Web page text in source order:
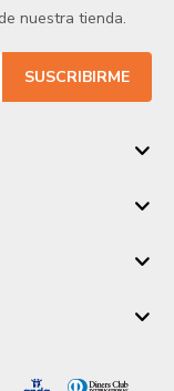
nuestra tienda.
SUSCRIBIRME